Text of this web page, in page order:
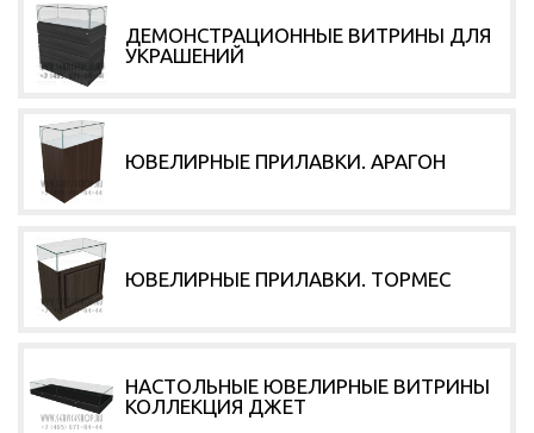
ДЕМОНСТРАЦИОННЫЕ ВИТРИНЫ ДЛЯ
УКРАШЕНИЙ
ЮВЕЛИРНЫЕ ПРИЛАВКИ. АРАГОН
ЮВЕЛИРНЫЕ ПРИЛАВКИ. ТОРМЕС
НАСТОЛЬНЫЕ ЮВЕЛИРНЫЕ ВИТРИНЫ
КОЛЛЕКЦИЯ ДЖЕТ